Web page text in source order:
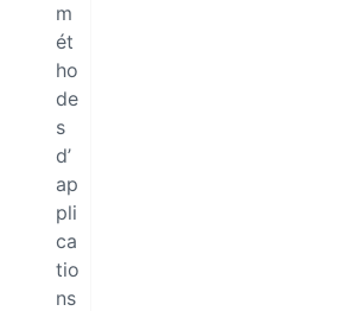
m
ét
ho
de
s
d’
ap
pli
ca
tio
ns